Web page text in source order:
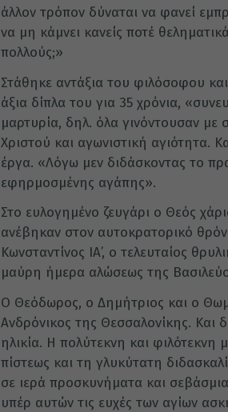
άλλον τρόπον δύναται να φανεί
να μη κάμνει κανείς ποτέ
πολλούς;»
Στάθηκε αντάξια του φιλόσοφου
άξια δίπλα του για 35 χρόνια,
μαρτυρία, δηλ. όλα γινόντουσαν
Χριστού και αγωνιστική αγιότητα.
έργα. «Λόγω μεν διδάσκοντας το
εφηρμοσμένης αγάπης».
Στο ευλογημένο ζευγάρι ο Θεός
ανέβηκαν στον αυτοκρατορικό
Κωνσταντίνος ΙΑ’, ο τελευταίος
μαύρη ήμερα αλώσεως της
Ο Θεόδωρος, ο Δημήτριος και ο
Ανδρόνικος της Θεσσαλονίκης. Και
ηλικία. Η πολύτεκνη και
πίστεως και τη γλυκύτατη
σε ιερά προσκυνήματα και
υπέρ αυτών τις ευχές των αγίων